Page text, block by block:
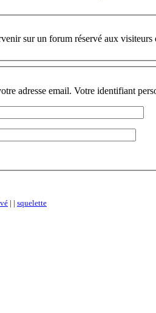
Vous avez demandé à intervenir sur un forum
adresse email. Votre identifiant
| | squelette